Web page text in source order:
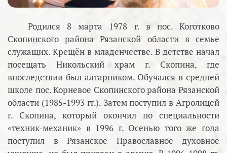
Родился 8 марта 1978 г. в пос. Коготково
Скопинского района Рязанской области в семье
служащих. Крещён в младенчестве. В детстве начал
посещать Никольский храм г. Скопина, где
впоследствии был алтарником. Обучался в средней
школе пос. Корневое Скопинского района Рязанской
области (1985-1993 гг.). Затем поступил в Агролицей
г. Скопина, который окончил по специальности
«техник-механик» в 1996 г. Осенью того же года
поступил в Рязанское Православное духовное